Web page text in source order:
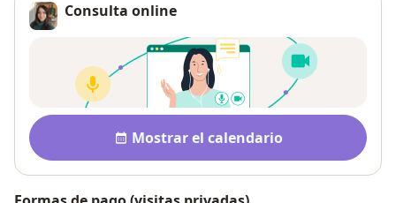
Consulta online
Disponibilidad
Mostrar el calendario